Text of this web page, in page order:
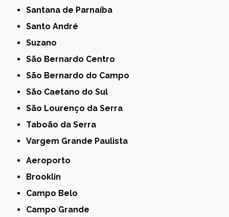
Santana de Parnaíba
Santo André
Suzano
São Bernardo Centro
São Bernardo do Campo
São Caetano do Sul
São Lourenço da Serra
Taboão da Serra
Vargem Grande Paulista
Aeroporto
Brooklin
Campo Belo
Campo Grande